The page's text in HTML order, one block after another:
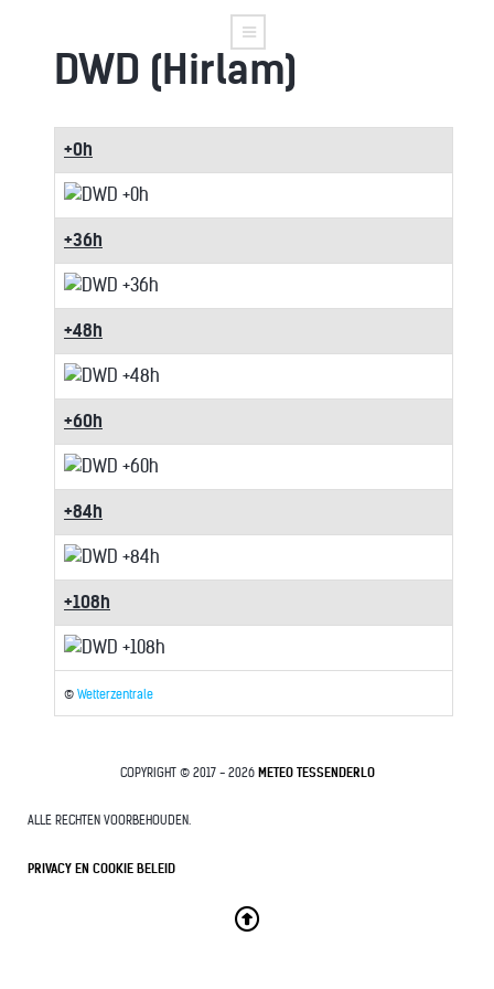
DWD (Hirlam)
+0h
+36h
+48h
+60h
+84h
+108h
© Wetterzentrale
COPYRIGHT © 2017 - 2026 METEO TESSENDERLO
ALLE RECHTEN VOORBEHOUDEN.
PRIVACY EN COOKIE BELEID